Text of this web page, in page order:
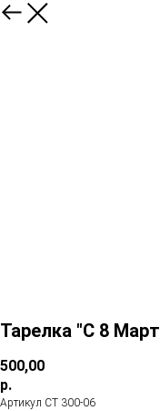
Тарелка "С 8
500,00
р.
Артикул СТ 300-06